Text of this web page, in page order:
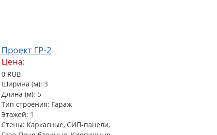
Проект ГР-2
Цена:
0 RUB
Ширина (м): 3
Длина (м): 5
Тип строения: Гараж
Этажей: 1
Стены: Каркасные, СИП-панели,